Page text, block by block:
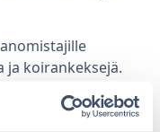
ja koirankeksejä.
voit tuoda